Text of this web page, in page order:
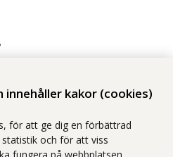
innehåller kakor (cookies)
för att ge dig en förbättrad
och för att viss